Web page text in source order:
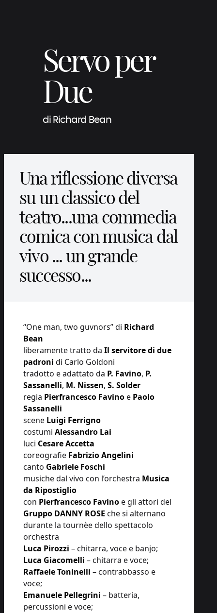
Servo per
Due
di Richard Bean
Una riflessione diversa
su un classico del
teatro...una commedia
comica con musica dal
vivo ... un grande
successo...
“One man, two guvnors” di Richard
Bean
liberamente tratto da Il servitore di due
padroni di Carlo Goldoni
tradotto e adattato da P. Favino, P.
Sassanelli, M. Nissen, S. Solder
regia Pierfrancesco Favinoe Paolo
Sassanelli
scene Luigi Ferrigno
costumi Alessandro Lai
luci Cesare Accetta
coreografie Fabrizio Angelini
canto Gabriele Foschi
musiche dal vivo con l’orchestra Musica
da Ripostiglio
con Pierfrancesco Favinoe gli attori del
Gruppo DANNY ROSE che si alternano
durante la tournèe dello spettacolo
orchestra
Luca Pirozzi – chitarra, voce e banjo;
Luca Giacomelli – chitarra e voce;
Raffaele Toninelli – contrabbasso e
voce;
Emanuele Pellegrini – batteria,
percussioni e voce;